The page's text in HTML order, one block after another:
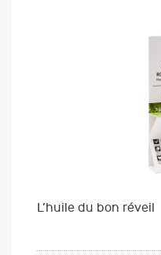
L’huile du bon réveil